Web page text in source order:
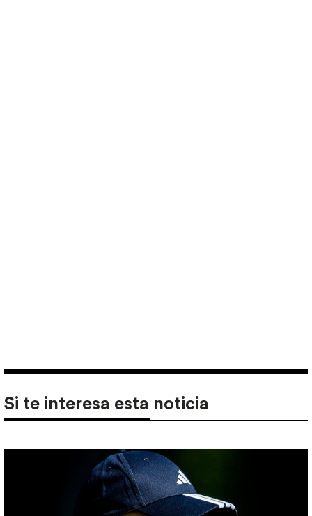
Si te interesa esta noticia